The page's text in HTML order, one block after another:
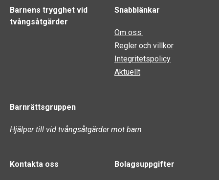
Barnens trygghet vid
tvångsåtgärder
Snabblänkar
Om oss
Regler och villkor
Integritetspolicy
Aktuellt
Barnrättsgruppen
Hjälper till vid tvångsåtgärder mot barn
Kontakta oss Bolagsuppgifter